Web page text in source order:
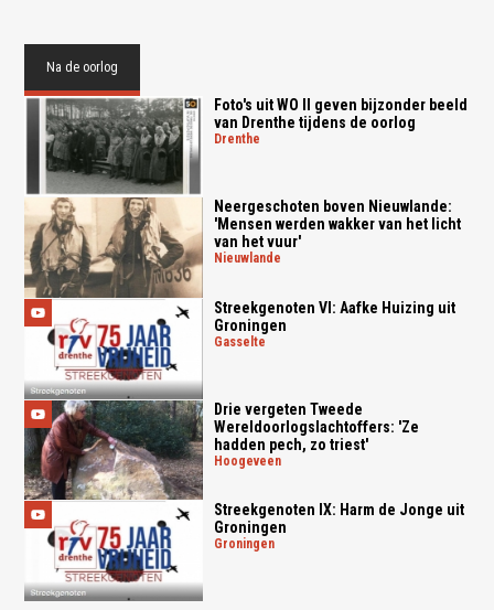
Na de oorlog
Foto's uit WO II geven bijzonder beeld
van Drenthe tijdens de oorlog
drenthe
Neergeschoten boven Nieuwlande:
'Mensen werden wakker van het licht
van het vuur'
nieuwlande
Streekgenoten VI: Aafke Huizing uit
Groningen
gasselte
Drie vergeten Tweede
Wereldoorlogslachtoffers: 'Ze
hadden pech, zo triest'
hoogeveen
Streekgenoten IX: Harm de Jonge uit
Groningen
groningen